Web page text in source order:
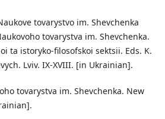
tovarystvo im. Shevchenka
tovarystva im. Shevchenka.
ta istoryko-filosofskoi sektsii. Eds. K.
Lviv. IX-XVIII. [in Ukrainian].
tovarystva im. Shevchenka. New